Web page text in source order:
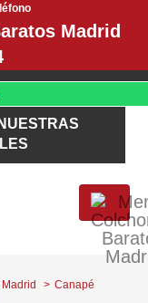
NUESTRAS
Canapé